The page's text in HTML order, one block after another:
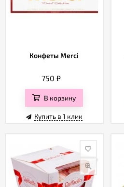
Конфеты Merci
750₽
В корзину
Купить в 1 клик